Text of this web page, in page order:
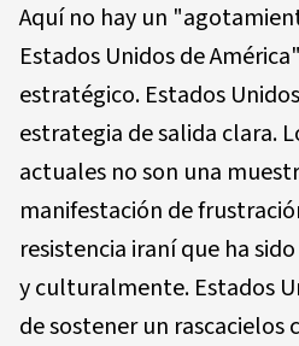
Aquí no hay un
Estados Unidos de
estratégico. Estados
estrategia de salida clara.
actuales no son una
manifestación de
resistencia iraní que ha
y culturalmente. Estados
de sostener un rascacielos